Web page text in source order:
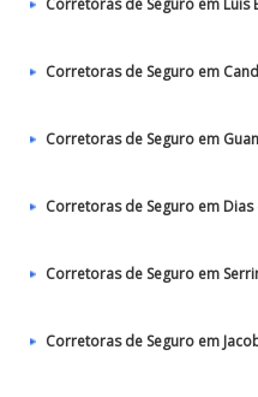
Corretoras de Seguro em Luís
Corretoras de Seguro em
Corretoras de Seguro em
Corretoras de Seguro em Dias
Corretoras de Seguro em
Corretoras de Seguro em